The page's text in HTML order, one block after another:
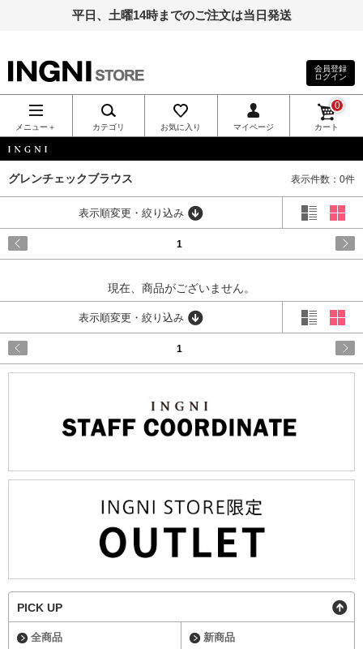
平日、土曜14時までのご注文は当日発送
INGNI（イン
グ）公式通
販｜INGNI
STORE
会員登録
ログイン
メニュー＋ カテゴリ お気に入り マイページ カート
0
グレンチェックブラウス 表示件数：0件
表示順変更・絞り込み
1
現在、商品がございません。
表示順変更・絞り込み
1
PICK UP
全商品 新商品